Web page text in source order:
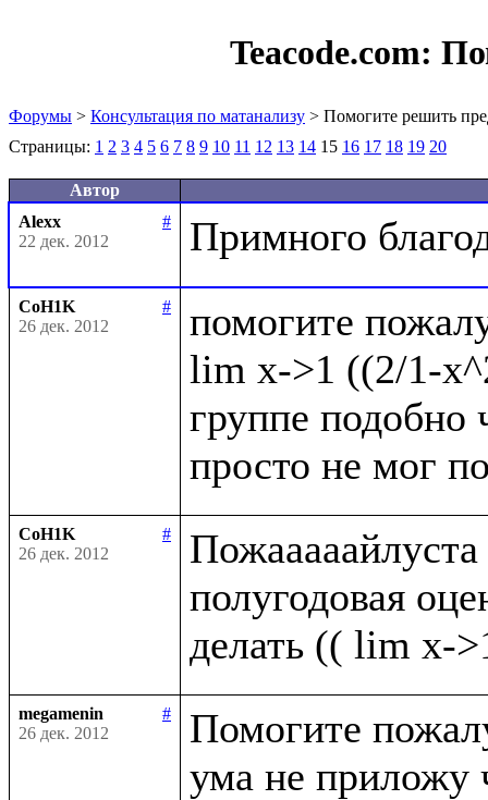
Teacode.com:
Форумы > Консультация по матанализу > Помогите решить
Страницы: 1 2 3 4 5 6 7 8 9 10 11 12 13 14 15 16 17 18 19 20
Автор
Alexx
#
22 дек. 2012
CoH1K
#
26 дек. 2012
помогите
lim x->1 ((2/1-
группе подобно
CoH1K
#
26 дек. 2012
полугодовая
megamenin
#
26 дек. 2012
Помогите
ума не приложу